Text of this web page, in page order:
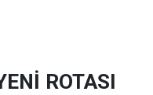
ROTASI